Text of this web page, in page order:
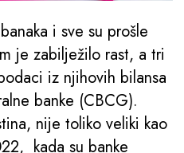
i sve su prošle
je zabilježilo rast, a tri
iz njihovih bilansa
banke (CBCG).
nije toliko veliki kao
kada su banke